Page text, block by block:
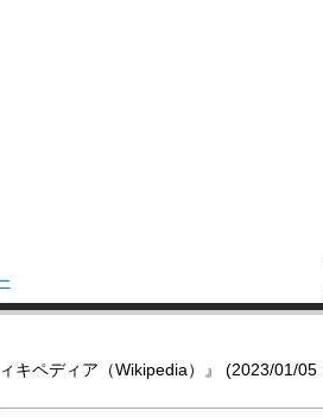
キペディア（Wikipedia）』 (2023/01/05